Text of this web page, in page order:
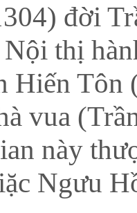
đời
thị
Hiến Tôn
vua
này
Ngưu